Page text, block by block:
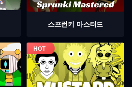
스프런키 마스터드